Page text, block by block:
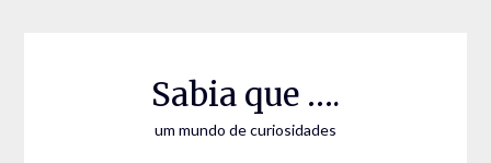
Sabia que ….
um mundo de curiosidades